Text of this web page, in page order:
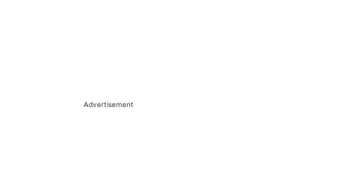
Advertisement